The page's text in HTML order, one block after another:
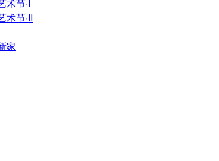
术节·I
术节·II
家